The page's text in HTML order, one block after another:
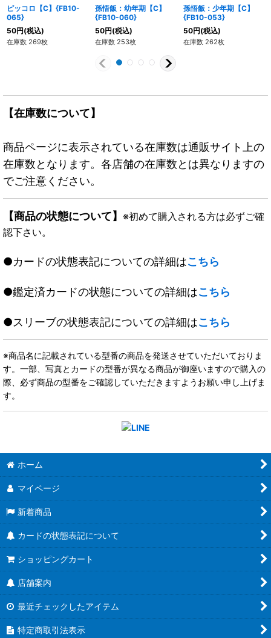
ピッコロ【C】{FB10-
065}
50円(税込)
在庫数 269枚
孫悟飯：幼年期【C】
{FB10-060}
50円(税込)
在庫数 253枚
孫悟飯：少年期【C】
{FB10-053}
50円(税込)
在庫数 262枚
【在庫数について】
商品ページに表示されている在庫数は通販サイト上の
在庫数となります。各店舗の在庫数とは異なりますの
でご注意ください。
【商品の状態について】 ※初めて購入される方は必ずご確
認下さい。
●カードの状態表記についての詳細はこちら
●鑑定済カードの状態についての詳細はこちら
●スリーブの状態表記についての詳細はこちら
※商品名に記載されている型番の商品を発送させていただいておりま
す。一部、写真とカードの型番が異なる商品が御座いますので購入の
際、必ず商品の型番をご確認していただきますようお願い申し上げま
す。
ホーム
マイページ
新着商品
カードの状態表記について
ショッピングカート
店舗案内
最近チェックしたアイテム
特定商取引法表示